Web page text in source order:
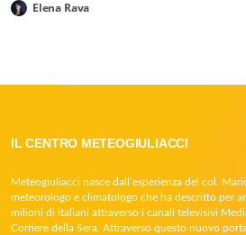
Elena Rava
IL CENTRO METEOGIULIACCI
Meteogiuliacci nasce dall’esperienza del col.
meteorologo e climatologo che ha descritto per
milioni di italiani attraverso i canali televisivi
Corriere della Sera. Attraverso questo nuovo